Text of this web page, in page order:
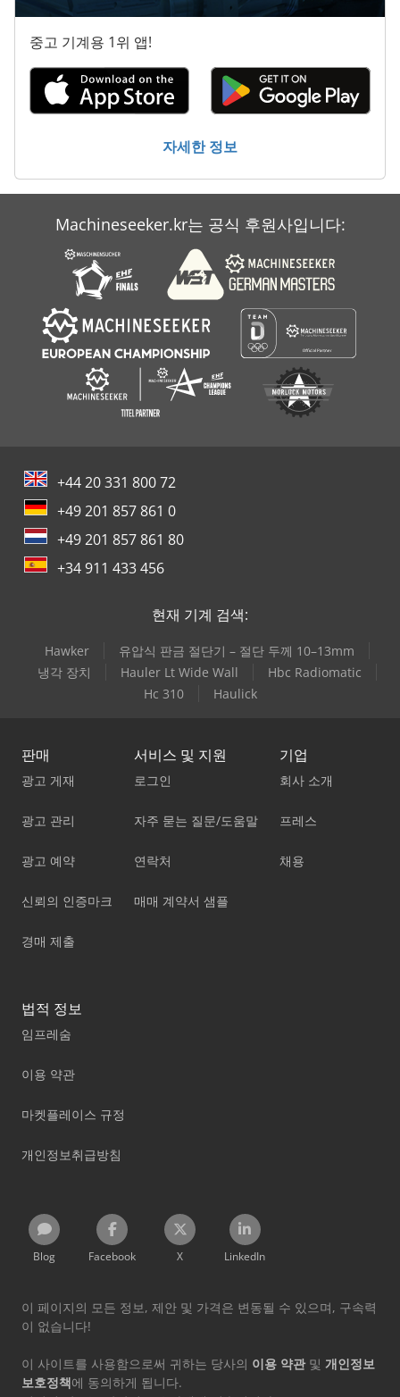
중고 기계용 1위 앱!
자세한 정보
Machineseeker.kr는 공식 후원사입니다:
+44 20 331 800 72
+49 201 857 861 0
+49 201 857 861 80
+34 911 433 456
현재 기계 검색:
Hawker
유압식 판금 절단기 – 절단 두께 10–13mm
냉각 장치
Hauler Lt Wide Wall
Hbc Radiomatic
Hc 310
Haulick
판매
광고 게재
광고 관리
광고 예약
신뢰의 인증마크
경매 제출
서비스 및 지원
로그인
자주 묻는 질문/도움말
연락처
매매 계약서 샘플
기업
회사 소개
프레스
채용
법적 정보
임프레숨
이용 약관
마켓플레이스 규정
개인정보취급방침
Blog Facebook X LinkedIn
이 페이지의 모든 정보, 제안 및 가격은 변동될 수 있으며, 구속력
이 없습니다!
이 사이트를 사용함으로써 귀하는 당사의 이용 약관및 개인정보
보호정책에 동의하게 됩니다.